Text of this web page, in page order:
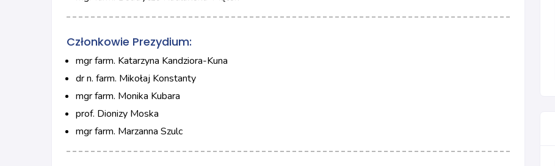
Członkowie Prezydium:
mgr farm. Katarzyna Kandziora-Kuna
dr n. farm. Mikołaj Konstanty
mgr farm. Monika Kubara
prof. Dionizy Moska
mgr farm. Marzanna Szulc